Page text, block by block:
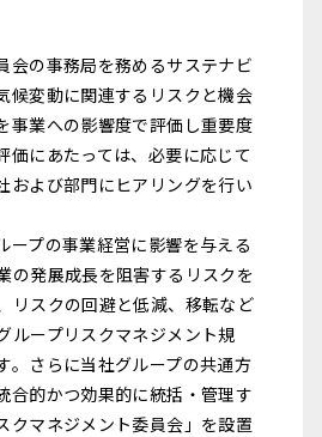
会の事務局を務めるサステナビ
候変動に関連するリスクと機会
事業への影響度で評価し重要度
価にあたっては、必要に応じて
および部門にヒアリングを行い
ープの事業経営に影響を与える
の発展成長を阻害するリスクを
リスクの回避と低減、移転など
ループリスクマネジメント規
。さらに当社グループの共通方
合的かつ効果的に統括・管理す
クマネジメント委員会」を設置